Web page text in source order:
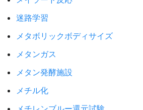
迷路学習
メタボリックボディサイズ
メタンガス
メタン発酵施設
メチル化